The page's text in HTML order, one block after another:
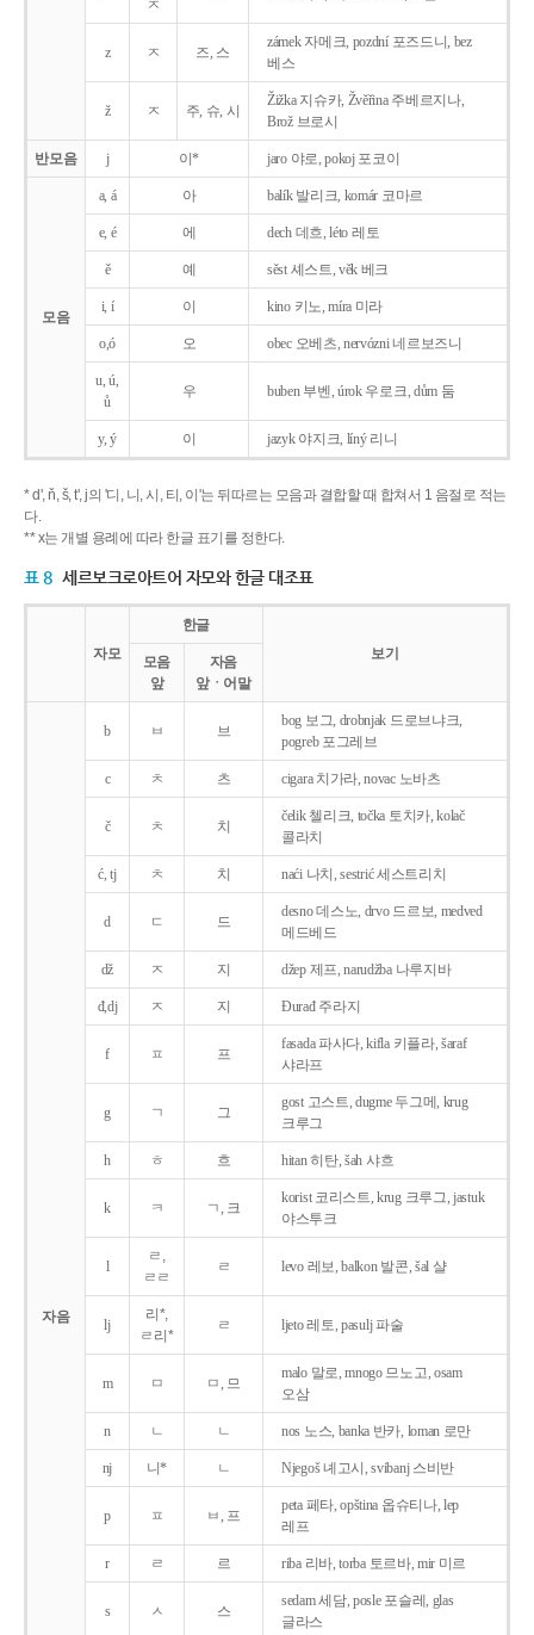
ㅈ
z ㅈ 즈, 스
zámek 자메크, pozdní 포즈드니, bez
베스
ž ㅈ 주, 슈, 시
Žižka 지슈카, Žvěřina 주베르지나,
Brož 브로시
반모음 j 이* jaro 야로, pokoj 포코이
모음
a, á 아 balík 발리크, komár 코마르
e, é 에 dech 데흐, léto 레토
ě 예 sěst 셰스트, věk 베크
i, í 이 kino 키노, míra 미라
o,ó 오 obec 오베츠, nervózni 네르보즈니
u, ú,
ů
우 buben 부벤, úrok 우로크, dům 둠
y, ý 이 jazyk야지크, líný 리니
* d', ň, š, t', j의 '디, 니, 시, 티, 이'는 뒤따르는 모음과 결합할 때 합쳐서 1 음절로 적는
다.
** x는 개별 용례에 따라 한글 표기를 정한다.
표 8 세르보크로아트어 자모와 한글 대조표
자모
한글
보기
모음
앞
자음
앞ㆍ어말
자음
b ㅂ 브
bog 보그, drobnjak 드로브냐크,
pogreb 포그레브
c ㅊ 츠 cigara 치가라, novac 노바츠
č ㅊ 치
čelik 첼리크, točka 토치카, kolač
콜라치
ć, tj ㅊ 치 naći 나치, sestrić 세스트리치
d ㄷ 드
desno 데스노, drvo 드르보, medved
메드베드
dž ㅈ 지 džep 제프, narudžba 나루지바
đ,dj ㅈ 지 Ðurađ 주라지
f ㅍ 프
fasada 파사다, kifla 키플라, šaraf
샤라프
g ㄱ 그
gost 고스트, dugme 두그메, krug
크루그
h ㅎ 흐 hitan 히탄, šah 샤흐
k ㅋ ㄱ, 크
korist 코리스트, krug 크루그, jastuk
야스투크
l
ㄹ,
ㄹㄹ
ㄹ levo 레보, balkon 발콘, šal 샬
lj
리*,
ㄹ리*
ㄹ ljeto 레토, pasulj 파술
m ㅁ ㅁ, 므
malo 말로, mnogo 므노고, osam
오삼
n ㄴ ㄴ nos 노스, banka 반카, loman 로만
nj 니* ㄴ Njegoš 녜고시, svibanj 스비반
p ㅍ ㅂ, 프
peta 페타, opština 옵슈티나, lep
레프
r ㄹ 르 riba 리바, torba 토르바, mir 미르
s ㅅ 스
sedam 세담, posle 포슬레, glas
글라스